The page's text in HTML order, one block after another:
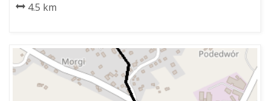
4.5 km